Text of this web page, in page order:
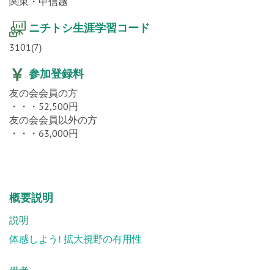
関東・甲信越
ニチトシ生涯学習コード
3101(7)
参加登録料
友の会会員の方
・・・52,500円
友の会会員以外の方
・・・63,000円
概要説明
説明
体感しよう! 拡大視野の有用性